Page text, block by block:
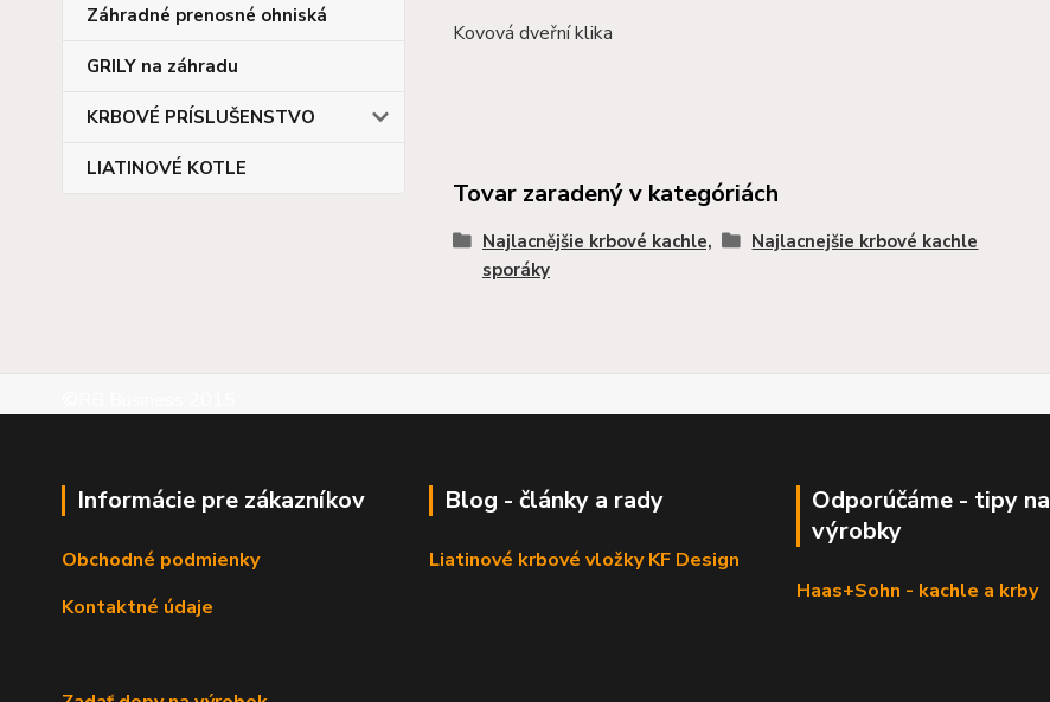
Záhradné prenosné ohniská
GRILY na záhradu
KRBOVÉ PRÍSLUŠENSTVO
LIATINOVÉ KOTLE
Kovová dveřní klika
Tovar zaradený v kategóriách
Najlacnějšie krbové kachle,
sporáky
Najlacnejšie krbové kachle
Informácie pre zákazníkov
Obchodné podmienky
Kontaktné údaje
Blog - články a rady
Liatinové krbové vložky KF Design
Odporúčáme - tipy na
výrobky
Haas+Sohn - kachle a krby